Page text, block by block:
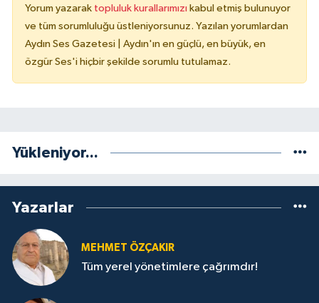
Yorum yazarak topluluk kurallarımızı kabul etmiş bulunuyor
ve tüm sorumluluğu üstleniyorsunuz. Yazılan yorumlardan
Aydın Ses Gazetesi | Aydın'ın en güçlü, en büyük, en
özgür Ses'i hiçbir şekilde sorumlu tutulamaz.
Yükleniyor...
Yazarlar
MEHMET ÖZÇAKIR
Tüm yerel yönetimlere çağrımdır!